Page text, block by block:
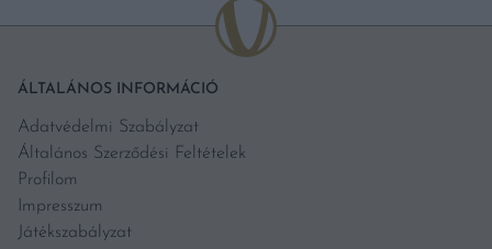
ÁLTALÁNOS INFORMÁCIÓ
Adatvédelmi Szabályzat
Általános Szerződési Feltételek
Profilom
Impresszum
Játékszabályzat